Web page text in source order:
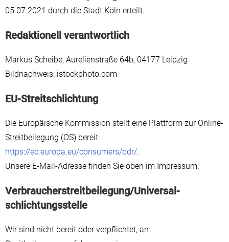
05.07.2021 durch die Stadt Köln erteilt.
Redaktionell verantwortlich
Markus Scheibe, Aurelienstraße 64b, 04177 Leipzig
Bildnachweis: istockphoto.com
EU-Streitschlichtung
Die Europäische Kommission stellt eine Plattform zur Online-
Streitbeilegung (OS) bereit:
https://ec.europa.eu/consumers/odr/.
Unsere E-Mail-Adresse finden Sie oben im Impressum.
Verbraucher­streit­beilegung/Universal­
schlichtungs­stelle
Wir sind nicht bereit oder verpflichtet, an